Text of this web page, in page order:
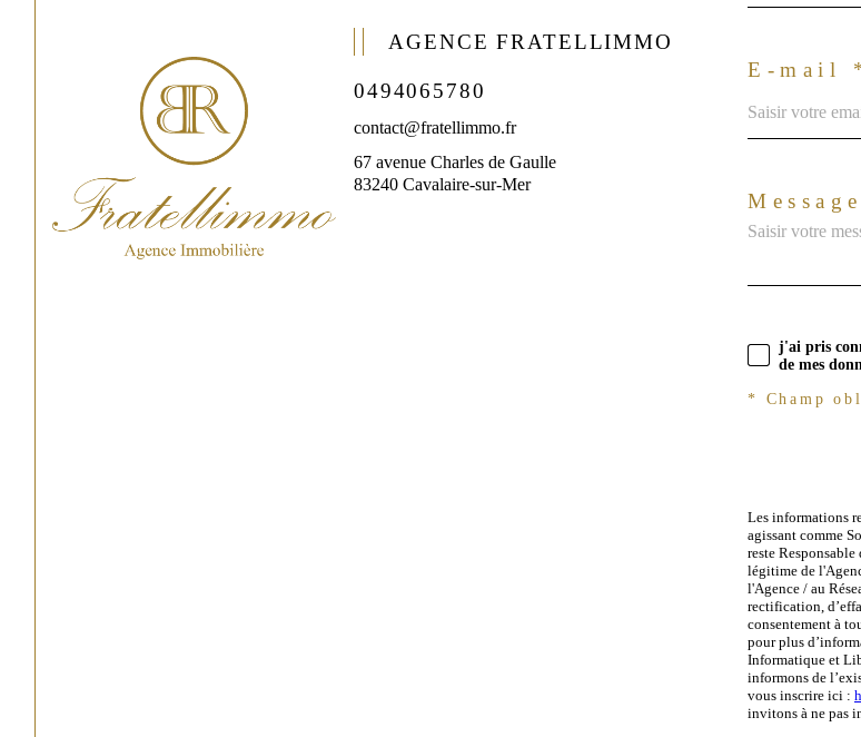
AGENCE FRATELLIMMO
0494065780
contact@fratellimmo.fr
67 avenue Charles de Gaulle
83240 Cavalaire-sur-Mer
E-mail
j'ai pris
de mes
* Champ
Les informations
agissant comme
reste
légitime de
l'Agence / au
rectification,
consentement à
pour plus
Informatique et
informons de
vous inscrire ici :
invitons à ne pas